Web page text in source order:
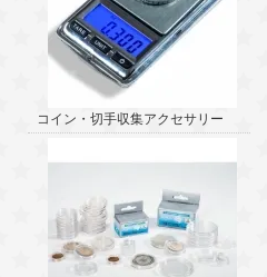
コイン・切手収集アクセサリー